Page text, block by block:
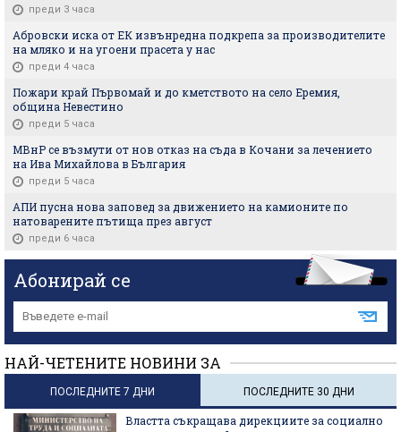
преди 3 часа
Абровски иска от ЕК извънредна подкрепа за производителите
на мляко и на угоени прасета у нас
преди 4 часа
Пожари край Първомай и до кметството на село Еремия,
община Невестино
преди 5 часа
МВнР се възмути от нов отказ на съда в Кочани за лечението
на Ива Михайлова в България
преди 5 часа
АПИ пусна нова заповед за движението на камионите по
натоварените пътища през август
преди 6 часа
Абонирай се
НАЙ-ЧЕТЕНИТЕ НОВИНИ ЗА
ПОСЛЕДНИТЕ 7 ДНИ ПОСЛЕДНИТЕ 30 ДНИ
Властта съкращава дирекциите за социално